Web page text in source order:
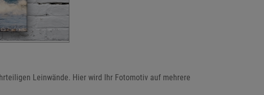
Leinwände. Hier wird Ihr Fotomotiv auf mehrere